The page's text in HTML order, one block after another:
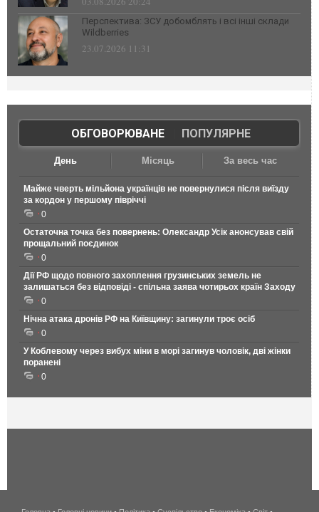
Перспектива: ЗСУ добомблять і всі інші склади
Wildberries
23.07.2026 11:31
ОБГОВОРЮВАНЕ| ПОПУЛЯРНЕ
День Місяць За весь час
Майже чверть мільйона українців не повернулися після виїзду
за кордон у першому півріччі
0
Остаточна точка без повернень: Олександр Усік анонсував свій
прощальний поєдинок
0
Дії РФ щодо повного захоплення грузинських земель не
залишаться без відповіді - спільна заява чотирьох країн Заходу
0
Нічна атака дронів РФ на Київщину: загинули троє осіб
0
У Коблевому через вибух міни в морі загинув чоловік, дві жінки
поранені
0